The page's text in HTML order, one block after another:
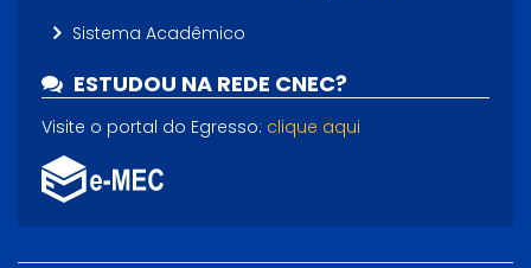
Sistema Acadêmico
ESTUDOU NA REDE CNEC?
Visite o portal do Egresso: clique aqui